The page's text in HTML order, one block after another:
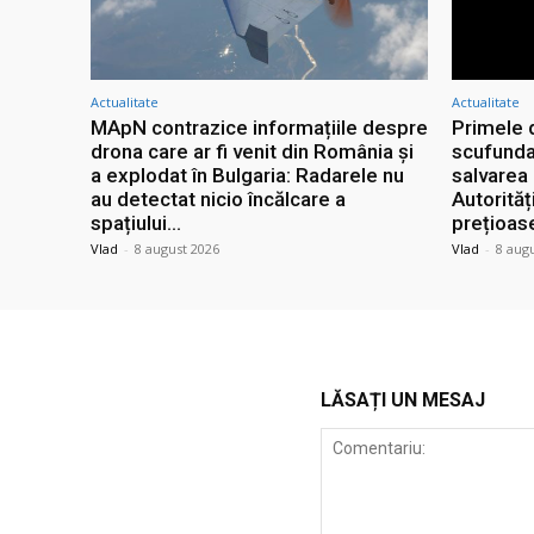
Actualitate
MApN contrazice informațiile despre
drona care ar fi venit din România și
a explodat în Bulgaria: Radarele nu
au detectat nicio încălcare a
spațiului...
Vlad - 8 august 2026
Actualitate
Primele
salvarea
Vlad - 8
LĂSAȚI UN MESAJ